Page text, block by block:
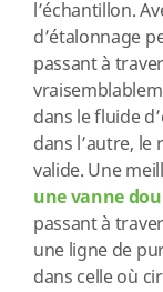
l’échantillon.
d’étalonnage
passant à
dans le fluide
dans l’autre, le
valide. Une
une vanne
passant à
une ligne de
dans celle où